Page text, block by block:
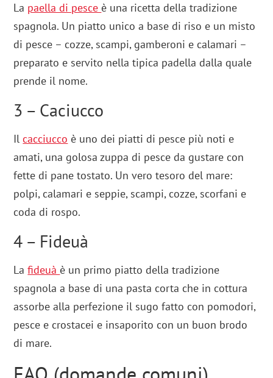
La paella di pesce è una ricetta della tradizione
spagnola. Un piatto unico a base di riso e un misto
di pesce – cozze, scampi, gamberoni e calamari –
preparato e servito nella tipica padella dalla quale
prende il nome.
3 – Caciucco
Ilcacciucco è uno dei piatti di pesce più noti e
amati, una golosa zuppa di pesce da gustare con
fette di pane tostato. Un vero tesoro del mare:
polpi, calamari e seppie, scampi, cozze, scorfani e
coda di rospo.
4 – Fideuà
Lafideuà è un primo piatto della tradizione
spagnola a base di una pasta corta che in cottura
assorbe alla perfezione il sugo fatto con pomodori,
pesce e crostacei e insaporito con un buon brodo
di mare.